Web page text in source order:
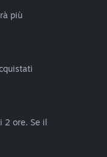
più
2 ore. Se il